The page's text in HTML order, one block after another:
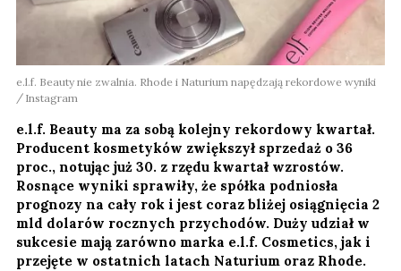
e.l.f. Beauty nie zwalnia. Rhode i Naturium napędzają rekordowe wyniki
Instagram
e.l.f. Beauty ma za sobą kolejny rekordowy kwartał.
Producent kosmetyków zwiększył sprzedaż o 36
proc., notując już 30. z rzędu kwartał wzrostów.
Rosnące wyniki sprawiły, że spółka podniosła
prognozy na cały rok i jest coraz bliżej osiągnięcia 2
mld dolarów rocznych przychodów. Duży udział w
sukcesie mają zarówno marka e.l.f. Cosmetics, jak i
przejęte w ostatnich latach Naturium oraz Rhode.